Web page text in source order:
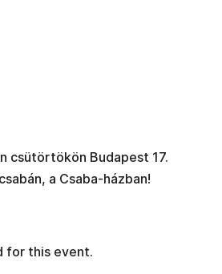
csütörtökön Budapest 17.
a Csaba-házban!
for this event.